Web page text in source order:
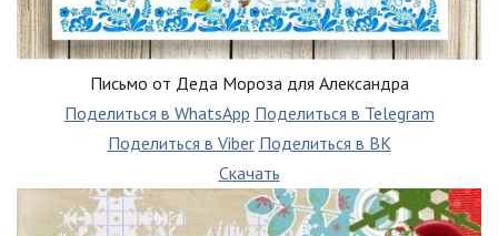
Письмо от Деда Мороза для Александра
Поделиться в WhatsApp Поделиться в Telegram
Поделиться в Viber Поделиться в ВК
Скачать